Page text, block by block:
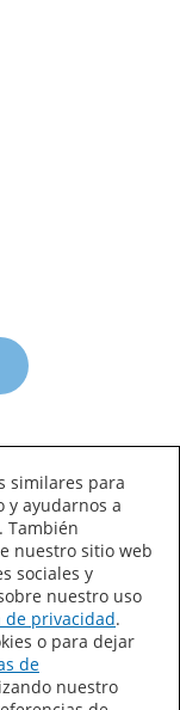
sitio
similares para
ayudarnos a
También
nuestro sitio web
sociales y
nuestro uso
de privacidad.
o para dejar
de
nuestro